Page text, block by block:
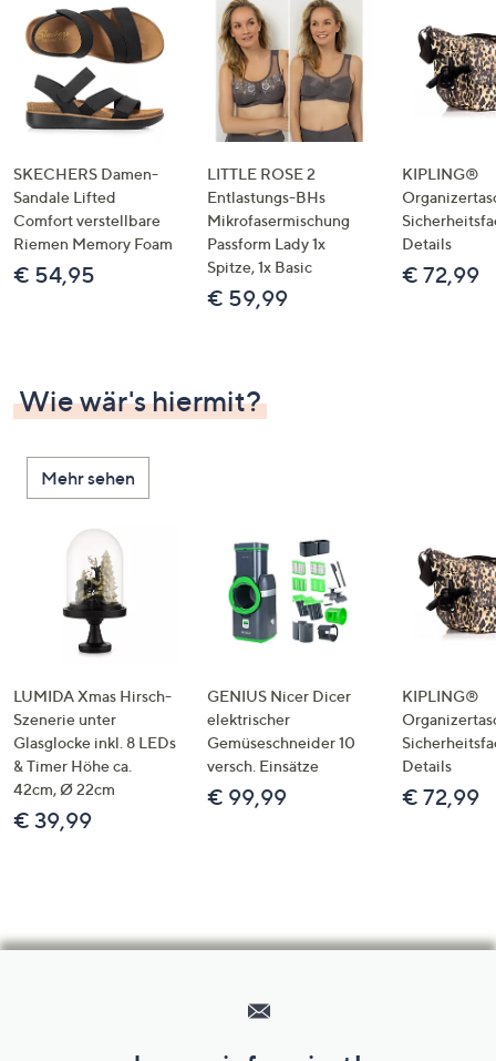
SKECHERS Damen-
Sandale Lifted
Comfort verstellbare
Riemen Memory Foam
€ 54,95
LITTLE ROSE 2
Entlastungs-BHs
Mikrofasermischung
Passform Lady 1x
Spitze, 1x Basic
€ 59,99
KIPLING®
Details
€ 72,99
Wie wär's hiermit?
Mehr sehen
LUMIDA Xmas Hirsch-
Szenerie unter
Glasglocke inkl. 8 LEDs
& Timer Höhe ca.
42cm, Ø 22cm
€ 39,99
GENIUS Nicer Dicer
elektrischer
Gemüseschneider 10
versch. Einsätze
€ 99,99
KIPLING®
Details
€ 72,99